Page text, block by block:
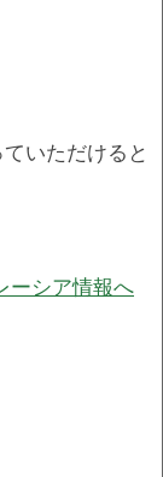
いただけると